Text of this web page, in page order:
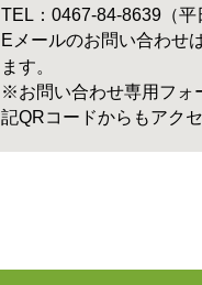
TEL：0467-84-8639（平
Eメールのお問い合わせ
ます。
※お問い合わせ専用フォ
記QRコードからもアク